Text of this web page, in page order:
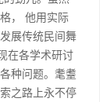
， 他用实际
展传统民间舞
在各学术研讨
种问题。耄耋
之路上永不停